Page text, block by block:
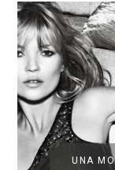
UNA